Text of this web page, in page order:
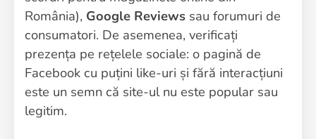
România), Google Reviews sau forumuri de
consumatori. De asemenea, verificați
prezența pe rețelele sociale: o pagină de
Facebook cu puțini like-uri și fără interacțiuni
este un semn că site-ul nu este popular sau
legitim.